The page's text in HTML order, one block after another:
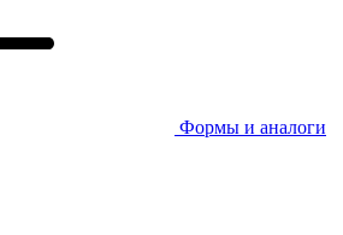
Формы и аналоги